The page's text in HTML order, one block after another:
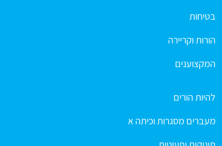
בטיחות
הורות וקריירה
המקצוענים
להיות הורים
מעברים מסגרות וכיתה א